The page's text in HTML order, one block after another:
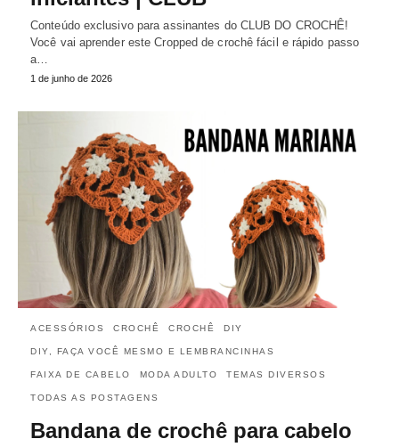
Conteúdo exclusivo para assinantes do CLUB DO CROCHÊ!
Você vai aprender este Cropped de crochê fácil e rápido passo
a…
1 de junho de 2026
ACESSÓRIOS CROCHÊ CROCHÊ DIY
DIY, FAÇA VOCÊ MESMO E LEMBRANCINHAS
FAIXA DE CABELO MODA ADULTO TEMAS DIVERSOS
TODAS AS POSTAGENS
Bandana de crochê para cabelo